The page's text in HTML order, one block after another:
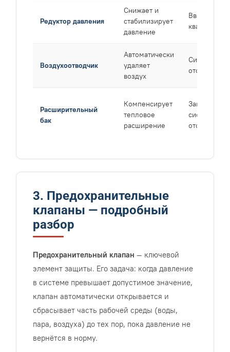
Редуктор давления
Снижает и
стабилизирует
давление
Ввод в
квартиру
Воздухоотводчик
Автоматически
удаляет
воздух
Системы
отопления
Расширительный
бак
Компенсирует
тепловое
расширение
Закрытые
системы
отопления
3. Предохранительные
клапаны — подробный
разбор
Предохранительный клапан — ключевой
элемент защиты. Его задача: когда давление
в системе превышает допустимое значение,
клапан автоматически открывается и
сбрасывает часть рабочей среды (воды,
пара, воздуха) до тех пор, пока давление не
вернётся в норму.